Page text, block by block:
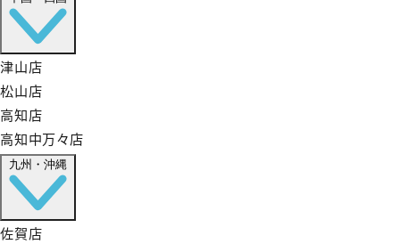
津山店
松山店
高知店
高知中万々店
九州・沖縄
佐賀店